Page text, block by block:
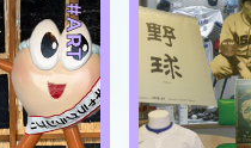
#ART